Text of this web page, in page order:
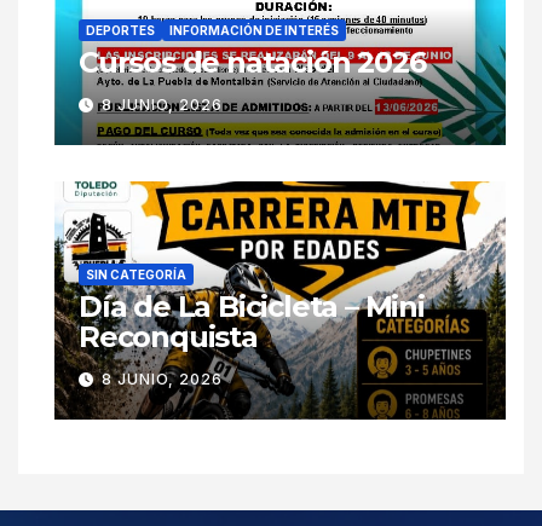
DEPORTES INFORMACIÓN DE INTERÉS
Cursos de natación 2026
8 JUNIO, 2026
SIN CATEGORÍA
Día de La Bicicleta – Mini
Reconquista
8 JUNIO, 2026